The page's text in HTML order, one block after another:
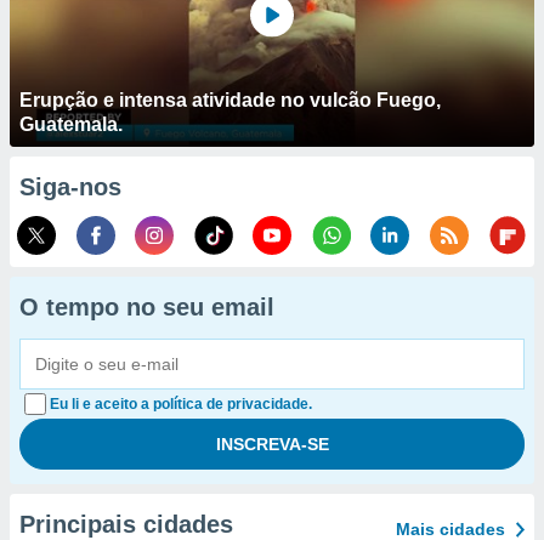
Erupção e intensa atividade no vulcão Fuego,
Guatemala.
Siga-nos
O tempo no seu email
Eu li e aceito a política de privacidade.
Principais cidades Mais cidades